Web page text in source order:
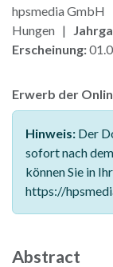
hpsmedia GmbH
Hungen |
Erscheinung:
Erwerb der
Hinweis: Der
sofort nach
können Sie in
https://
Abstract